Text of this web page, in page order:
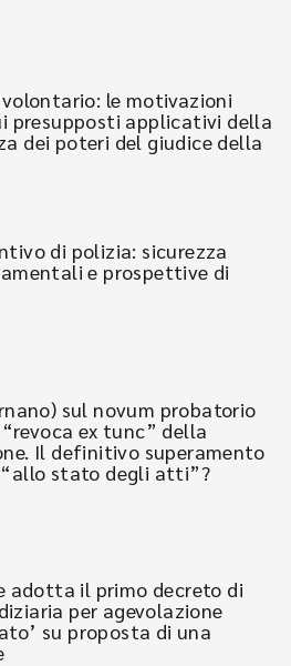
le motivazioni
presupposti applicativi della
dei poteri del giudice della
di polizia: sicurezza
e prospettive di
sul novum probatorio
ex tunc” della
Il definitivo superamento
stato degli atti”?
adotta il primo decreto di
per agevolazione
su proposta di una